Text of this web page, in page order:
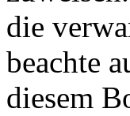
die
beachte
diesem